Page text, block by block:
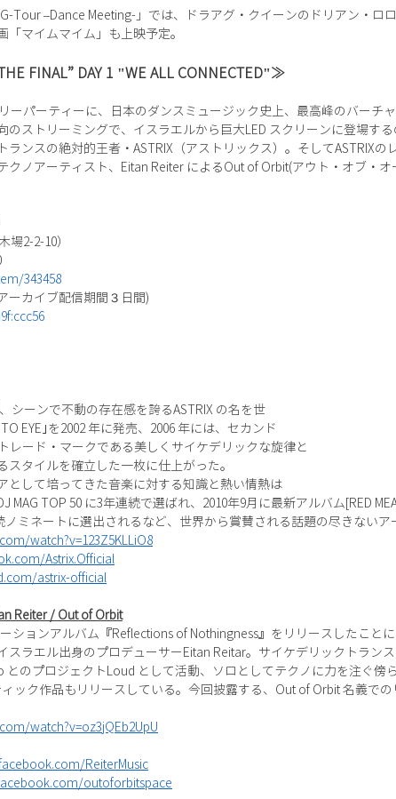
Tour –Dance Meeting-」では、ドラアグ・クイーンのドリアン・ロ
「マイムマイム」も上映予定。
FINAL” DAY 1 "WE ALL CONNECTED"≫
ーパーティーに、日本のダンスミュージック史上、最高峰のバーチ
のストリーミングで、イスラエルから巨大LED スクリーンに登場す
ランスの絶対的王者・ASTRIX（アストリックス）。そしてASTRIXの
クノアーティスト、Eitan Reiter によるOut of Orbit(アウト・オブ・
場2-2-10）
343458
ーカイブ配信期間３日間)
シーンで不動の存在感を誇るASTRIX の名を世
EYE｣を2002 年に発売、2006 年には、セカンド
レード・マークである美しくサイケデリックな旋律と
スタイルを確立した一枚に仕上がった。
として培ってきた音楽に対する知識と熱い情熱は
MAG TOP 50 に3年連続で選ばれ、2010年9月に最新アルバム[RED
ノミネートに選出されるなど、世界から賞賛される話題の尽きないア
watch?v=123Z5KLLiO8
Astrix.Official
astrix-official
Reiter / Out of Orbit
ションアルバム『Reflections of Nothingness』をリリースしたこと
スラエル出身のプロデューサーEitan Reitar。サイケデリックトラン
とのプロジェクトLoud として活動、ソロとしてテクノに力を注ぐ傍
ック作品もリリースしている。今回披露する、Out of Orbit 名義で
watch?v=oz3jQEb2UpU
ReiterMusic
outoforbitspace